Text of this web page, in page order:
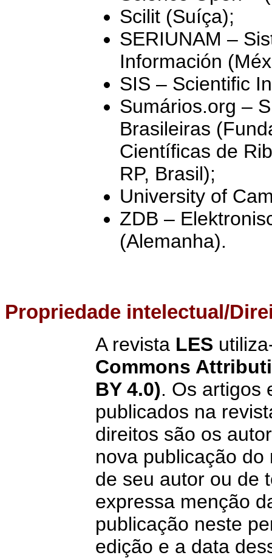
Scilit (Suíça);
SERIUNAM –
Información
SIS – Scientific
Sumários.org –
Brasileiras
Científicas de
RP, Brasil);
University of
ZDB –
(Alemanha).
Propriedade intelectual/
A revista LES
Commons
BY 4.0). Os artigos
publicados na
direitos são os
nova publicação
de seu autor ou de
expressa menção
publicação neste
edição e a data